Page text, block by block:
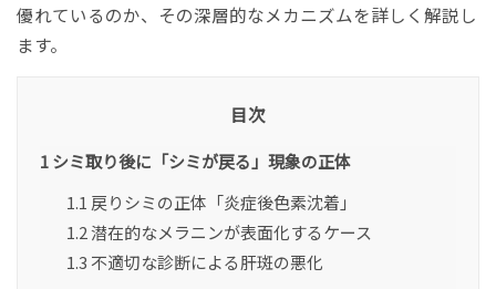
優れているのか、その深層的なメカニズムを詳しく解説し
ます。
目次
1シミ取り後に「シミが戻る」現象の正体
1.1 戻りシミの正体「炎症後色素沈着」
1.2潜在的なメラニンが表面化するケース
1.3 不適切な診断による肝斑の悪化